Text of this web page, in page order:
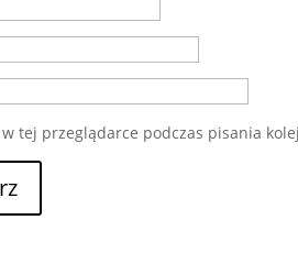
tej przeglądarce podczas pisania